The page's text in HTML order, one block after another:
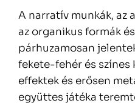
A narratív munkák, az
az organikus formák
párhuzamosan
fekete-fehér és
effektek és erősen
együttes játéka